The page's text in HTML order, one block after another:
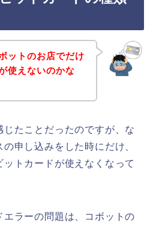
ットのお店でだけ
使えないのかな
たことだったのですが、な
申し込みをした時にだけ、
トカードが使えなくなって
ラーの問題は、コボットの